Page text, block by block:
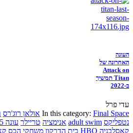
העונה
האחרונה של
Attack on
Titan תמשיך
ב-2022
עדי פרל
In this category: Final Space אולאן רוג'רס
נטפליקס adult swim אנימציה טריילר עונה 5
קאסלבניה HBO בית הדרקון משחקי הכס